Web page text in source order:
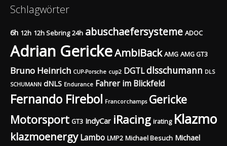
Schlagwörter
6h 12h 12h Sebring 24h abuschaefersysteme ADOC
Adrian GerickeAmbiBack AMG AMG GT3
Bruno Heinrich CUP-Porsche cup2 DGTLdlsschumann DLS
SCHUMANN dNLS Endurance Fahrer im Blickfeld
Fernando Firebol Francorchamps Gericke
Motorsport GT3 IndyCar iRacing irating Klazmo
klazmoenergy Lambo LMP2 Michael Besuch Michael